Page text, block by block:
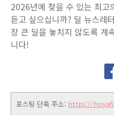
2026년에 찾을 수 있는 최고
듣고 싶으십니까? 딜 뉴스레
장 큰 딜을 놓치지 않도록 계
니다!
포스팅 단축 주소: https://